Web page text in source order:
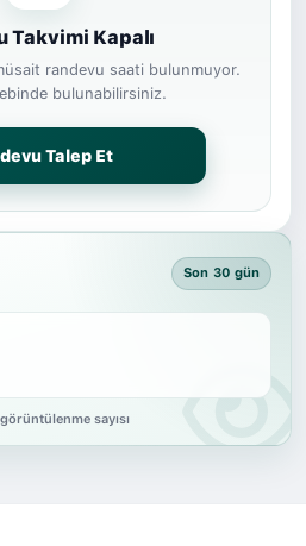
Takvimi Kapalı
randevu saati bulunmuyor.
bulunabilirsiniz.
Talep Et
Son 30 gün
sayısı